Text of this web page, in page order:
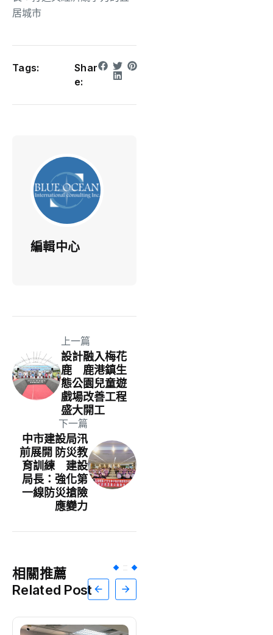
居城市
Tags:
Shar
e:
編輯中心
上一篇
設計融入梅花
鹿 鹿港鎮生
態公園兒童遊
戲場改善工程
盛大開工
下一篇
中市建設局汛
前展開 防災教
育訓練 建設
局長：強化第
一線防災搶險
應變力
相關推薦
Related Post